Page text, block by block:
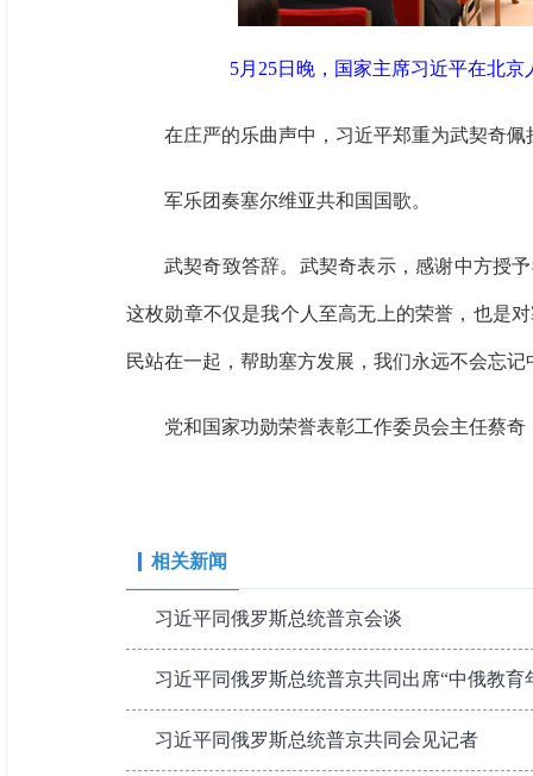
5月25日晚，国家主席习近平在北
在庄严的乐曲声中，习近平郑重为武契奇
军乐团奏塞尔维亚共和国国歌。
武契奇致答辞。武契奇表示，感谢中方授
这枚勋章不仅是我个人至高无上的荣誉，也是
民站在一起，帮助塞方发展，我们永远不会忘
党和国家功勋荣誉表彰工作委员会主任蔡
相关新闻
习近平同俄罗斯总统普京会谈
习近平同俄罗斯总统普京共同出席“中俄教育
习近平同俄罗斯总统普京共同会见记者